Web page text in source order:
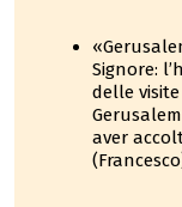
Signore:
delle
aver